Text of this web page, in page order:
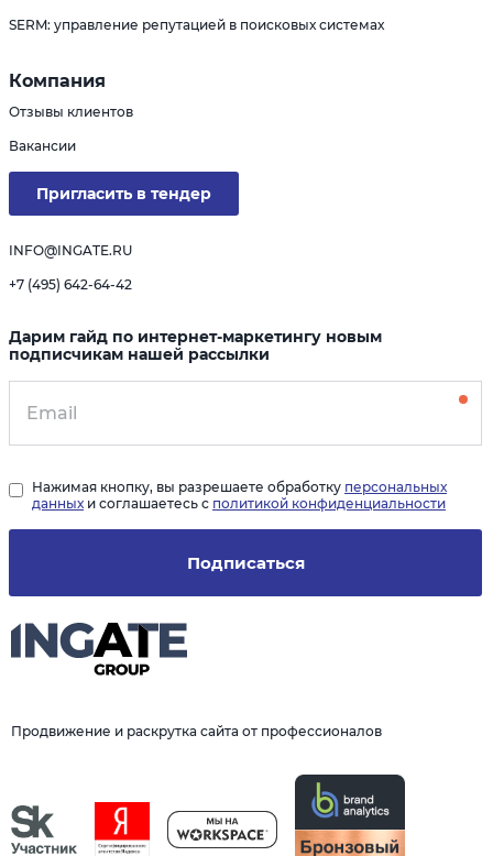
Продвижение и раскрутка сайта от профессионалов
SERM: управление репутацией в поисковых системах
Компания
Отзывы клиентов
Вакансии
Пригласить в тендер
INFO@INGATE.RU
+7 (495) 642-64-42
Дарим гайд по интернет-маркетингу новым
подписчикам нашей рассылки
Подписаться
Нажимая кнопку, вы разрешаете обработку персональных
данных и соглашаетесь с политикой конфиденциальности